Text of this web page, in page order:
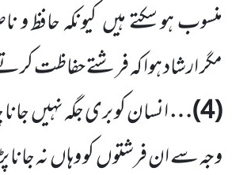
منسوب ہو سکتے ہیں کیونکہ حافظ
مگر ارشاد ہوا کہ فرشتے حفاظت
(
4
)…انسان کو بری جگہ نہیں
وجہ سے ان فرشتوںکو وہاںنہ